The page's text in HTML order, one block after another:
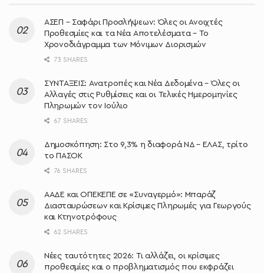
ΑΣΕΠ – Σαφάρι Προσλήψεων: Όλες οι Ανοιχτές
Προθεσμίες και τα Νέα Αποτελέσματα – Το
Χρονοδιάγραμμα των Μόνιμων Διορισμών
73 SHARES
ΣΥΝΤΑΞΕΙΣ: Ανατροπές και Νέα Δεδομένα – Όλες οι
Αλλαγές στις Ρυθμίσεις και οι Τελικές Ημερομηνίες
Πληρωμών τον Ιούλιο
67 SHARES
Δημοσκόπηση: Στο 9,3% η διαφορά ΝΔ – ΕΛΑΣ, τρίτο
το ΠΑΣΟΚ
76 SHARES
ΑΑΔΕ και ΟΠΕΚΕΠΕ σε «Συναγερμό»: Μπαράζ
Διασταυρώσεων και Κρίσιμες Πληρωμές για Γεωργούς
και Κτηνοτρόφους
62 SHARES
Νέες ταυτότητες 2026: Τι αλλάζει, οι κρίσιμες
προθεσμίες και ο προβληματισμός που εκφράζει